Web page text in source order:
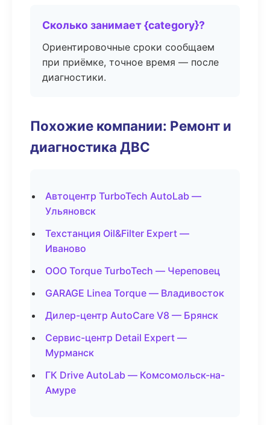
Сколько занимает {category}?
Ориентировочные сроки сообщаем
при приёмке, точное время — после
диагностики.
Похожие компании: Ремонт и
диагностика ДВС
Автоцентр TurboTech AutoLab —
Ульяновск
Техстанция Oil&Filter Expert —
Иваново
ООО Torque TurboTech — Череповец
GARAGE Linea Torque — Владивосток
Дилер-центр AutoCare V8 — Брянск
Сервис-центр Detail Expert —
Мурманск
ГК Drive AutoLab — Комсомольск-на-
Амуре